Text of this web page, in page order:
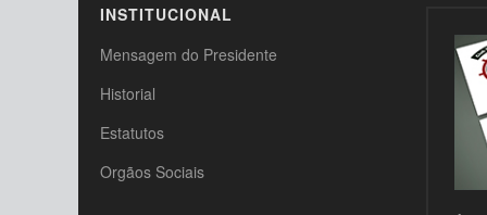
INSTITUCIONAL
Mensagem do Presidente
Historial
Estatutos
Orgãos Sociais